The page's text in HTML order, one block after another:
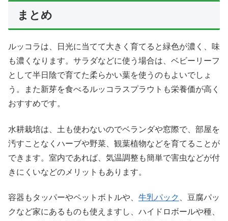
まとめ
ルッコラは、日光に当てて大きく育てると緑色が濃く、味
も濃くなります。サラダなどに使う場合は、ベビーリーフ
として半日陰で育てた柔らかい葉を使うのもよいでしょ
う。また新芽を食べるルッコラスプラウトも栄養価が高く
おすすめです。
水耕栽培は、土も使わないのでベランダや窓際で、部屋を
汚すことなくハーブや野菜、観葉植物などを育てることが
できます。室内であれば、気温調整も簡単で害虫などが付
きにくいなどのメリットもあります。
容器もタッパーやペットボトルや、 牛乳パック
、豆腐パッ
クなど家にあるものも使えますし、ハイドロボールや種、